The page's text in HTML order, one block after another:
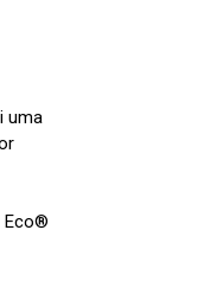
uma
Eco®